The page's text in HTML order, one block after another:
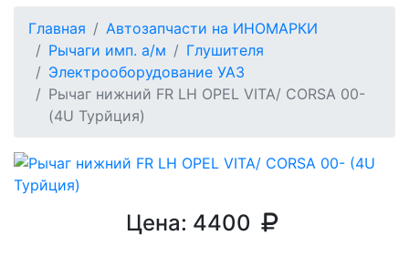
Главная
Автозапчасти на ИНОМАРКИ
Рычаги имп. а/м
Глушителя
Электрооборудование УАЗ
Рычаг нижний FR LH OPEL VITA/ CORSA 00-
(4U Турйция)
Цена: 4400